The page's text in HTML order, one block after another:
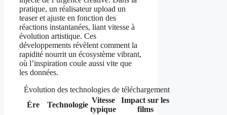
pratique, un réalisateur upload un
teaser et ajuste en fonction des
réactions instantanées, liant vitesse à
évolution artistique. Ces
développements révèlent comment la
rapidité nourrit un écosystème vibrant,
où l’inspiration coule aussi vite que
les données.
Évolution des technologies de téléchargement
Ère
Technologie
Vitesse
typique
Impact sur les
films